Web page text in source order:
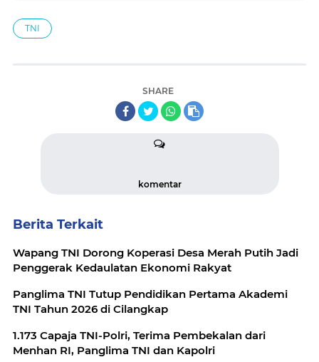
TNI
SHARE
komentar
Berita Terkait
Wapang TNI Dorong Koperasi Desa Merah Putih Jadi
Penggerak Kedaulatan Ekonomi Rakyat
Panglima TNI Tutup Pendidikan Pertama Akademi
TNI Tahun 2026 di Cilangkap
1.173 Capaja TNI-Polri, Terima Pembekalan dari
Menhan RI, Panglima TNI dan Kapolri